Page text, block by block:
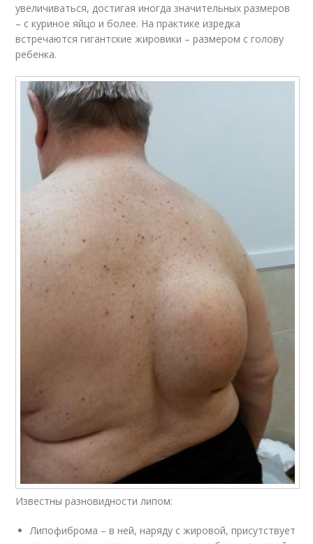
увеличиваться, достигая иногда значительных размеров
– с куриное яйцо и более. На практике изредка
встречаются гигантские жировики – размером с голову
ребенка.
Известны разновидности липом:
Липофиброма – в ней, наряду с жировой, присутствует